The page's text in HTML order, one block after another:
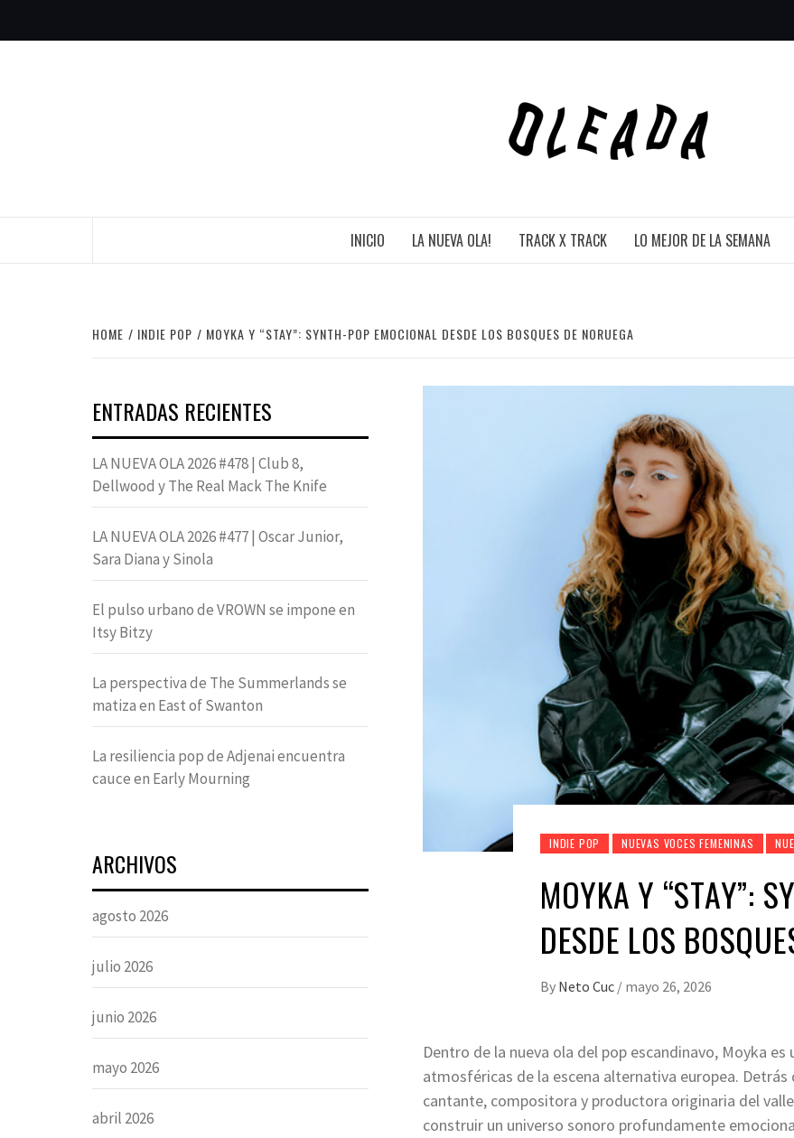
INICIO LA NUEVA OLA! TRACK X TRACK LO MEJOR DE LA SEMANA
HOME INDIE POP MOYKA Y “STAY”: SYNTH-POP EMOCIONAL DESDE LOS BOSQUES DE NORUEGA
INDIE POP NUEVAS VOCES FEMENINAS
MOYKA Y “STAY”:
DESDE LOS
By Neto Cuc / mayo 26, 2026
Dentro de la nueva ola del pop escandinavo, Moyka
atmosféricas de la escena alternativa europea.
cantante, compositora y productora originaria del
construir un universo sonoro profundamente
ENTRADAS RECIENTES
LA NUEVA OLA 2026 #478 | Club 8,
Dellwood y The Real Mack The Knife
LA NUEVA OLA 2026 #477 | Oscar Junior,
Sara Diana y Sinola
El pulso urbano de VROWN se impone en
Itsy Bitzy
La perspectiva de The Summerlands se
matiza en East of Swanton
La resiliencia pop de Adjenai encuentra
cauce en Early Mourning
ARCHIVOS
agosto 2026
julio 2026
junio 2026
mayo 2026
abril 2026